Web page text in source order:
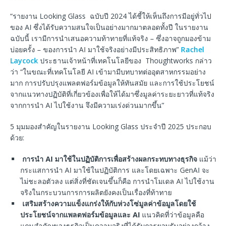
“รายงาน Looking Glass ฉบับปี 2024 ได้ชี้ให้เห็นถึงการมีอยู่ทั่วไป
ของ AI ซึ่งได้รับความสนใจเป็นอย่างมากมาตลอดทั้งปี ในรายงาน
ฉบับนี้ เรามีการนำเสนอความท้าทายที่แท้จริง – ซึ่งอาจถูกมองข้าม
บ่อยครั้ง – ของการนำ AI มาใช้จริงอย่างมีประสิทธิภาพ” Rachel
Laycock ประธานเจ้าหน้าที่เทคโนโลยีของ Thoughtworks กล่าว
ว่า “ในขณะที่เทคโนโลยี AI เข้ามามีบทบาทต่ออุตสาหกรรมอย่าง
มาก การปรับปรุงแพลตฟอร์มข้อมูลให้ทันสมัย และการใช้ประโยชน์
จากแนวทางปฏิบัติที่เกี่ยวข้องเพื่อให้ได้มาซึ่งมูลค่าระยะยาวที่แท้จริง
จากการนำ AI ไปใช้งาน จึงมีความเร่งด่วนมากขึ้น”
5 มุมมองสำคัญในรายงาน Looking Glass ประจำปี 2025 ประกอบ
ด้วย:
การนำ AI มาใช้ในปฏิบัติการเพื่อสร้างผลกระทบทางธุรกิจ แม้ว่า
กระแสการนำ AI มาใช้ในปฏิบัติการ และโดยเฉพาะ GenAI จะ
ไม่ชะลอตัวลง แต่สิ่งที่ชัดเจนขึ้นก็คือ การนำโมเดล AI ไปใช้งาน
จริงในกระบวนการการผลิตยังคงเป็นเรื่องที่ท้าทาย
เสริมสร้างความแข็งแกร่งให้กับห่วงโซ่มูลค่าข้อมูลโดยใช้
ประโยชน์จากแพลตฟอร์มข้อมูลและ AI แนวคิดที่ว่าข้อมูลคือ